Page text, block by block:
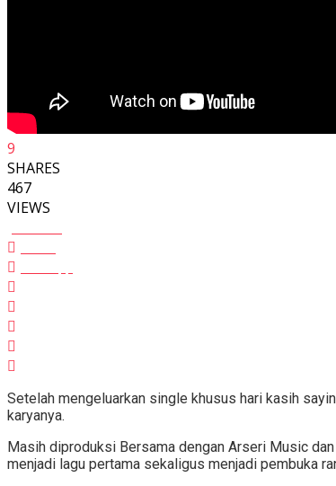
9
SHARES
467
VIEWS
Setelah mengeluarkan single khusus hari kasih
karyanya.
Masih diproduksi Bersama dengan Arseri Music
menjadi lagu pertama sekaligus menjadi pembuka